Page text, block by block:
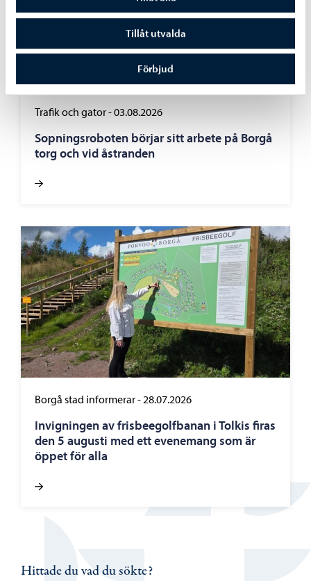
Tillåt utvalda
Förbjud
Trafik och gator-03.08.2026
Sopningsroboten börjar sitt arbete på Borgå
torg och vid åstranden
Borgå stad informerar- 28.07.2026
Invigningen av frisbeegolfbanan i Tolkis firas
den 5 augusti med ett evenemang som är
öppet för alla
Hittade du vad du sökte?